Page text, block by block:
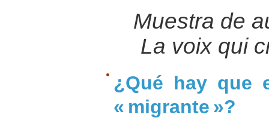
Muestra de
La voix qui
¿Qué hay que
« migrante »?